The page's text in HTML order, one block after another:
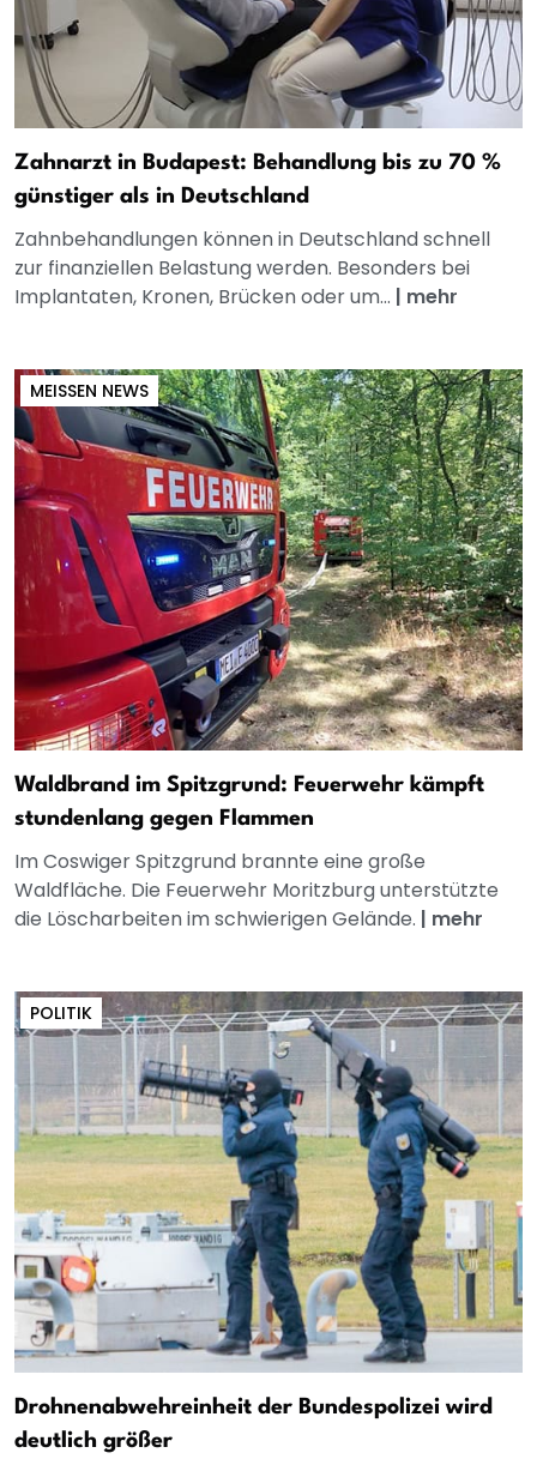
Zahnarzt in Budapest: Behandlung bis zu 70 %
günstiger als in Deutschland
Zahnbehandlungen können in Deutschland schnell
zur finanziellen Belastung werden. Besonders bei
Implantaten, Kronen, Brücken oder um... | mehr
MEISSEN NEWS
Waldbrand im Spitzgrund: Feuerwehr kämpft
stundenlang gegen Flammen
Im Coswiger Spitzgrund brannte eine große
Waldfläche. Die Feuerwehr Moritzburg unterstützte
die Löscharbeiten im schwierigen Gelände. | mehr
POLITIK
Drohnenabwehreinheit der Bundespolizei wird
deutlich größer